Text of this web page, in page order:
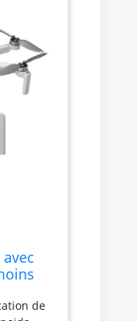
et
varier
que
de